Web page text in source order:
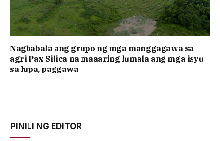
Nagbabala ang grupo ng mga manggagawa sa
agri Pax Silica na maaaring lumala ang mga isyu
sa lupa, paggawa
PINILI NG EDITOR